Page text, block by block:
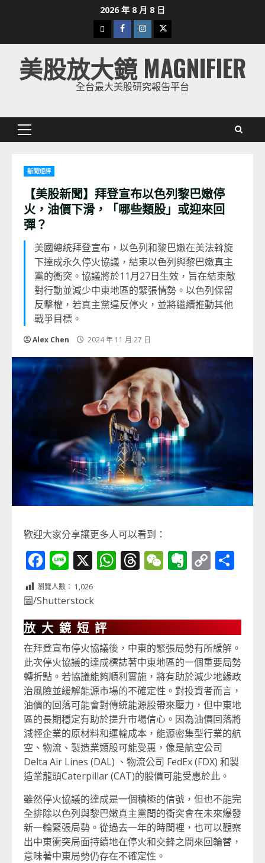
2026 年 8 月 8 日
下
載
美
股
Facebook
Instagram
Twitter
美股放大鏡 MAGNIFIER
全台最大美股研究報告平台
Primary
新聞短評
【美股新聞】拜登宣布以色列黎巴嫩停
火，油價下滑，「哪些類股」或迎來回
彈？
美國總統拜登宣布，以色列和黎巴嫩在美法斡旋
下達成永久停火協議，結束以色列與黎巴嫩真主
黨的衝突。協議將於11月27日生效，旨在結束敵
對行動並減少中東地區的緊張情勢。以色列保留
反擊權，若真主黨違反停火，並將繼續推動其他
戰爭目標。
Alex Chen 2024 年 11 月 27 日
歡迎大家分享讓更多人可以看到：
Facebook
Line
X WhatsApp
Threads
WeChat
Evernote
Copy
瀏覽人數： 1,026
圖/Shutterstock
放大鏡短評
在拜登宣布停火協議後，中東的緊張局勢有所緩解。
此次停火協議的達成標誌著中東地區的一個重要局勢
轉折點。若協議能夠順利實施，將有助於減少地緣政
治風險並緩解能源市場的不確定性。對投資者而言，
油價的回落可能會對傳統能源股帶來壓力，但中東地
區的長期穩定有助於提升市場信心。因為油價回落將
減輕企業的原材料和運輸成本，能源密集型行業的航
空、物流、製造業類股可能受惠，像是航空公司
Delta Air Lines (DAL) 、物流公司 FedEx (FDX) 和製
造業龍頭Caterpillar (CAT)的股價可能受惠於此。
雖然停火協議的達成是一個積極的信號，但也不能完
全排除以色列與黎巴嫩真主黨間的衝突會在未來爆發
新一輪緊張局勢。從過去一年的時間裡，也可以觀察
出中東衝突局面持續地在停火和交鋒之間來回輪替，
意味著中東局勢仍存在不確定性。